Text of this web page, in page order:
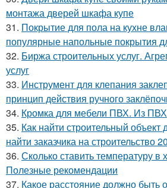
монтажа дверей шкафа купе
31. Покрытие для пола на кухне
популярные напольные покрытия
32. Биржа строительных услуг.
услуг
33. Инструмент для клепания
принцип действия ручного
34. Кромка для мебели ПВХ. Из ПВХ
35. Как найти строительный объект
найти заказчика на строительство
36. Сколько ставить температуру в
Полезные рекомендации
37. Какое расстояние должно быть